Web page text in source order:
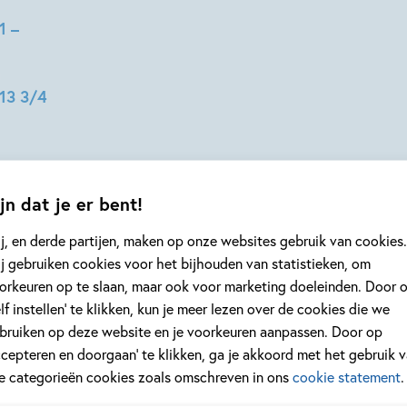
dat je er bent!
en derde partijen, maken op onze websites gebruik van cookies.
gebruiken cookies voor het bijhouden van statistieken, om
op te slaan, maar ook voor marketing doeleinden. Door
instellen’ te klikken, kun je meer lezen over de cookies die we
op deze website en je voorkeuren aanpassen. Door op
en doorgaan’ te klikken, ga je akkoord met het gebruik
categorieën cookies zoals omschreven in onscookie statement.
–
3/4
enkel kinderboek of nieuwtje meer en
je in voor onze nieuwsbrief
elke twee weken nieuws, kinderboekentips en inspiratie!